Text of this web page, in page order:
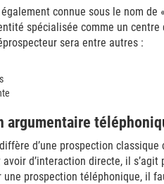
connue sous le nom de
spécialisée comme un centre
sera entre autres :
argumentaire
d’une prospection
d’interaction directe, il s’agit
prospection téléphonique, il